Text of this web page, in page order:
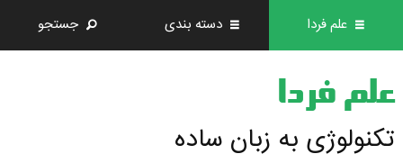
علم فردا دسته بندی جستجو
علم فردا
تکنولوژی به زبان ساده